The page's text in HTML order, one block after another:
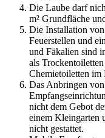
Die Laube darf
m² Grundfläche
Die Installation von
Feuerstellen und
und Fäkalien sind
als
Chemietoiletten im
Das Anbringen
nicht dem Gebot
einem Kleingarten
nicht gestattet.